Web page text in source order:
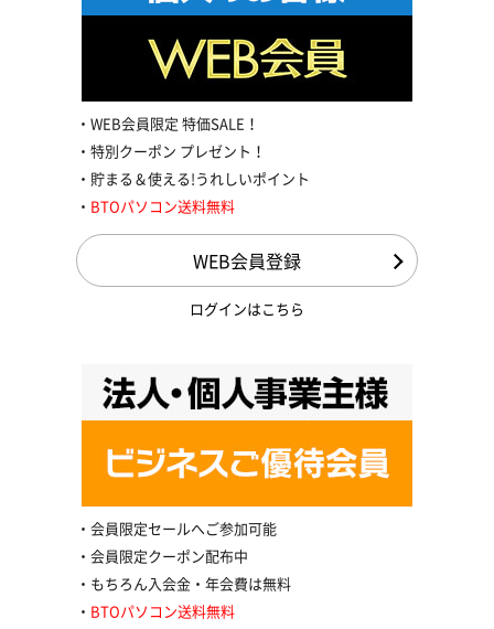
WEB会員限定 特価SALE！
特別クーポン プレゼント！
貯まる＆使える!うれしいポイント
BTOパソコン送料無料
WEB会員登録
ログインはこちら
会員限定セールへご参加可能
会員限定クーポン配布中
もちろん入会金・年会費は無料
BTOパソコン送料無料